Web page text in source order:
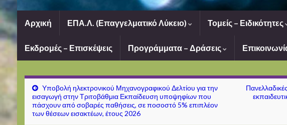
Αρχική ΕΠΑ.Λ. (Επαγγελματικό Λύκειο) Τομείς – Ειδικότητες
Εκδρομές – Επισκέψεις Προγράμματα – Δράσεις
Υποβολή ηλεκτρονικού Μηχανογραφικού Δελτίου για την
εισαγωγή στην Τριτοβάθμια Εκπαίδευση υποψηφίων που
πάσχουν από σοβαρές παθήσεις, σε ποσοστό 5% επιπλέον
των θέσεων εισακτέων, έτους 2026